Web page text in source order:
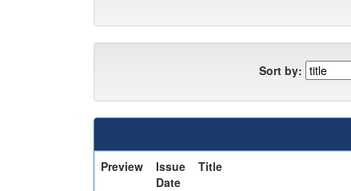
Sort by:
Preview
Issue
Date
Title